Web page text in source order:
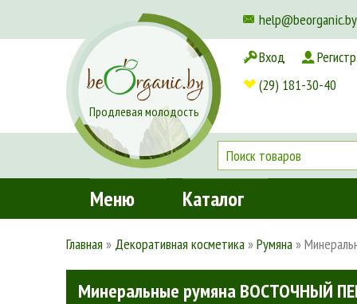
help@beorganic.by
Доставка и оплата
Продлевая молодость
Вход
(29) 181-30-40
Меню Каталог
Главная » Декоративная косметика»Румяна»
Минеральные румяна ВОСТОЧНЫЙ